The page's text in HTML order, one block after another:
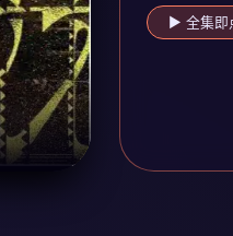
▶ 全集即